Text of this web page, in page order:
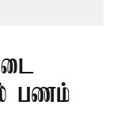
பணம்